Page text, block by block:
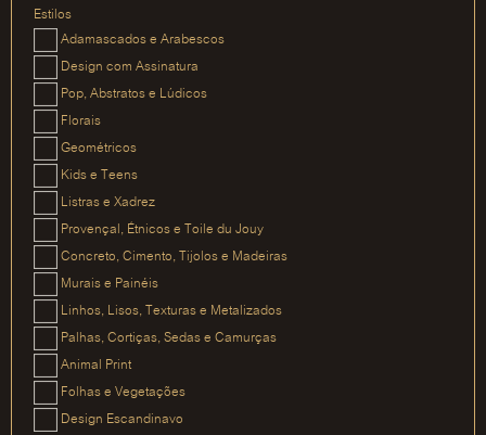
Estilos
Adamascados e Arabescos
Design com Assinatura
Pop, Abstratos e Lúdicos
Florais
Geométricos
Kids e Teens
Listras e Xadrez
Provençal, Étnicos e Toile du Jouy
Concreto, Cimento, Tijolos e Madeiras
Murais e Painéis
Linhos, Lisos, Texturas e Metalizados
Palhas, Cortiças, Sedas e Camurças
Animal Print
Folhas e Vegetações
Design Escandinavo